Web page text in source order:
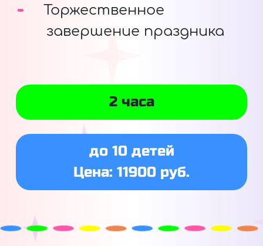
Торжественное
завершение праздника
2 часа
до 10 детей
Цена: 11900 руб.